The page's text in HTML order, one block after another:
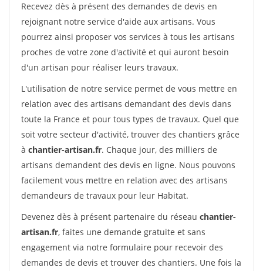
Recevez dès à présent des demandes de devis en
rejoignant notre service d'aide aux artisans. Vous
pourrez ainsi proposer vos services à tous les artisans
proches de votre zone d'activité et qui auront besoin
d'un artisan pour réaliser leurs travaux.
L'utilisation de notre service permet de vous mettre en
relation avec des artisans demandant des devis dans
toute la France et pour tous types de travaux. Quel que
soit votre secteur d'activité, trouver des chantiers grâce
à chantier-artisan.fr. Chaque jour, des milliers de
artisans demandent des devis en ligne. Nous pouvons
facilement vous mettre en relation avec des artisans
demandeurs de travaux pour leur Habitat.
Devenez dès à présent partenaire du réseau chantier-
artisan.fr, faites une demande gratuite et sans
engagement via notre formulaire pour recevoir des
demandes de devis et trouver des chantiers. Une fois la